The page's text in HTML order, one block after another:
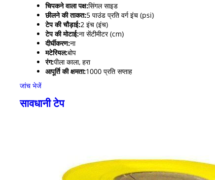
चिपकने वाला पक्ष:सिंगल साइड
छीलने की ताकत:5 पाउंड प्रति वर्ग इंच (psi)
टेप की चौड़ाई:2 इंच (इंच)
टेप की मोटाई:ना सेंटीमीटर (cm)
दीर्घीकरण:ना
मटेरियल:बोप
रंग:पीला काला, हरा
आपूर्ति की क्षमता:1000 प्रति सप्ताह
जांच भेजें
सावधानी टेप